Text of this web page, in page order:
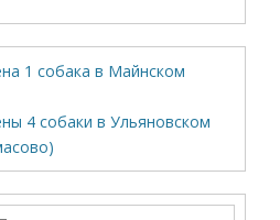
1 собака в Майнском
4 собаки в Ульяновском